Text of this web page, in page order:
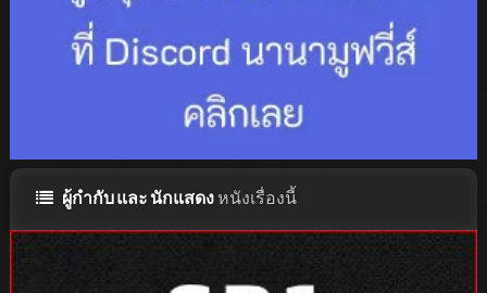
ผู้กำกับ และ นักแสดงหนังเรื่องนี้